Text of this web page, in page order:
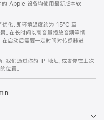
的 Apple 设备均使用最新版本软
化，即环境温度约为 15ºC 至
在长时间以高音量播放音频等情
启动后需要一定时间对传感器进
我们通过你的 IP 地址，或者你在上次
位置。